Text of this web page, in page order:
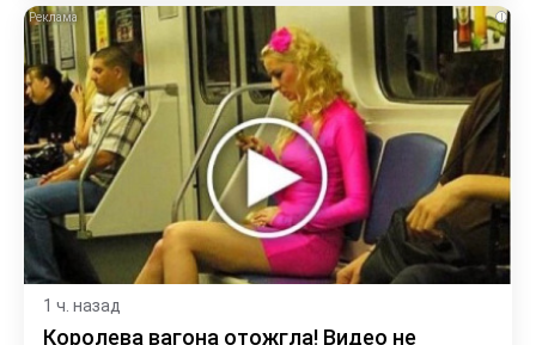
i
1 ч. назад
Королева вагона отожгла! Видео не